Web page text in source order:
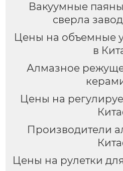
Вакуумные
сверла
Цены на объемные
в
Алмазное
Цены на
Производители
Цены на рулетки